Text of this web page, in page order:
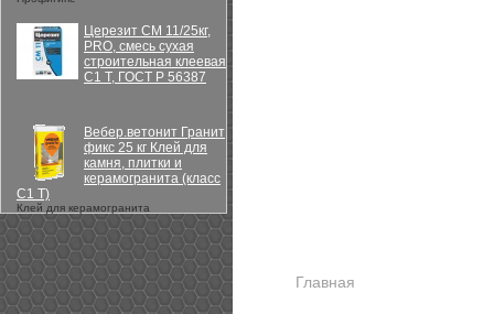
Церезит CM 11/25кг,
PRO, смесь сухая
строительная клеевая
C1 T, ГОСТ Р 56387
Вебер.ветонит Гранит
фикс 25 кг Клей для
камня, плитки и
керамогранита (класс
С1 Т)
Клей для керамогранита
Главная